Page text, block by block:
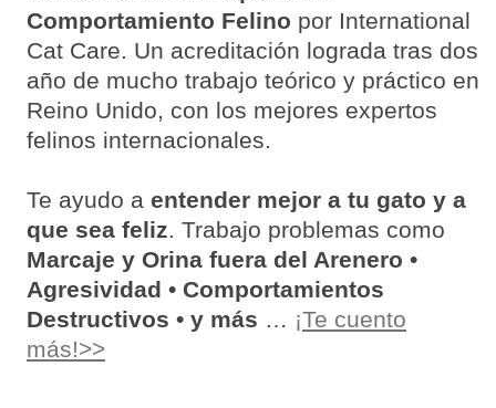
Comportamiento Felino por International
Cat Care. Un acreditación lograda tras dos
año de mucho trabajo teórico y práctico en
Reino Unido, con los mejores expertos
felinos internacionales.
Te ayudo a entender mejor a tu gato y a
que sea feliz. Trabajo problemas como
Marcaje y Orina fuera del Arenero •
Agresividad • Comportamientos
Destructivos • y más … ¡Te cuento
más!>>